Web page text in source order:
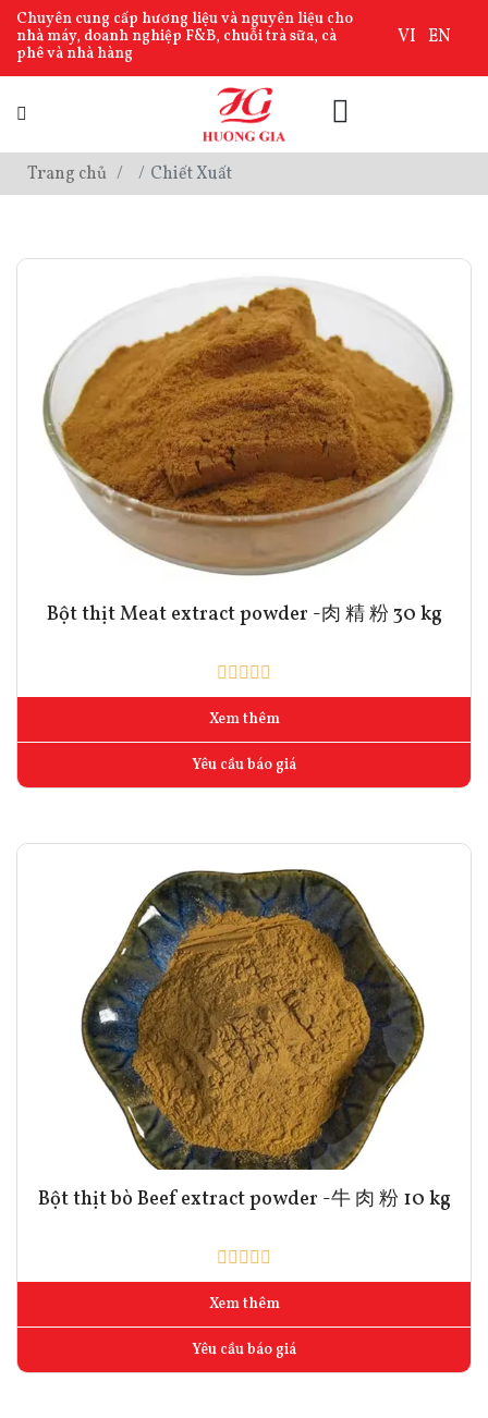
Chuyên cung cấp hương liệu và nguyên liệu cho
nhà máy, doanh nghiệp F&B, chuỗi trà sữa, cà
phê và nhà hàng
VI EN
Trang chủ Chiết Xuất
Bột thịt Meat extract powder -肉 精 粉 30 kg
Xem thêm
Yêu cầu báo giá
Bột thịt bò Beef extract powder -牛 肉 粉 10 kg
Xem thêm
Yêu cầu báo giá